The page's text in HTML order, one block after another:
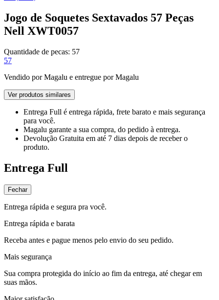
Jogo de Soquetes Sextavados 57 Peças
Nell XWT0057
Quantidade de pecas: 57
57
Vendido porMagalu e entregue por Magalu
Ver produtos similares
Entrega Full é entrega rápida, frete barato e mais segurança
para você.
Magalu garante a sua compra, do pedido à entrega.
Devolução Gratuita em até 7 dias depois de receber o
produto.
Entrega Full
Fechar
Entrega rápida e segura pra você.
Entrega rápida e barata
Receba antes e pague menos pelo envio do seu pedido.
Mais segurança
Sua compra protegida do início ao fim da entrega, até chegar em
suas mãos.